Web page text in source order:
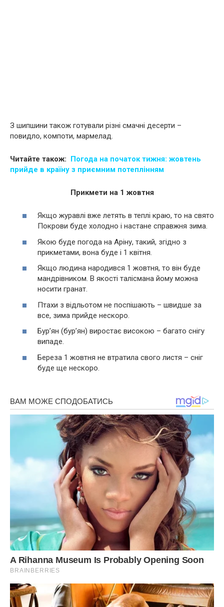
З шипшини також готували різні смачні десерти –
повидло, компоти, мармелад.
Читайте також: Погода на початок тижня: жовтень
прийде в країну з приємним потеплінням
Прикмети на 1 жовтня
Якщо журавлі вже летять в теплі краю, то на свято
Покрови буде холодно і настане справжня зима.
Якою буде погода на Аріну, такий, згідно з
прикметами, вона буде і 1 квітня.
Якщо людина народився 1 жовтня, то він буде
мандрівником. В якості талісмана йому можна
носити гранат.
Птахи з відльотом не поспішають – швидше за
все, зима прийде нескоро.
Бур’ян (бур’ян) виростає високою – багато снігу
випаде.
Береза ​​1 жовтня не втратила свого листя – сніг
буде ще нескоро.